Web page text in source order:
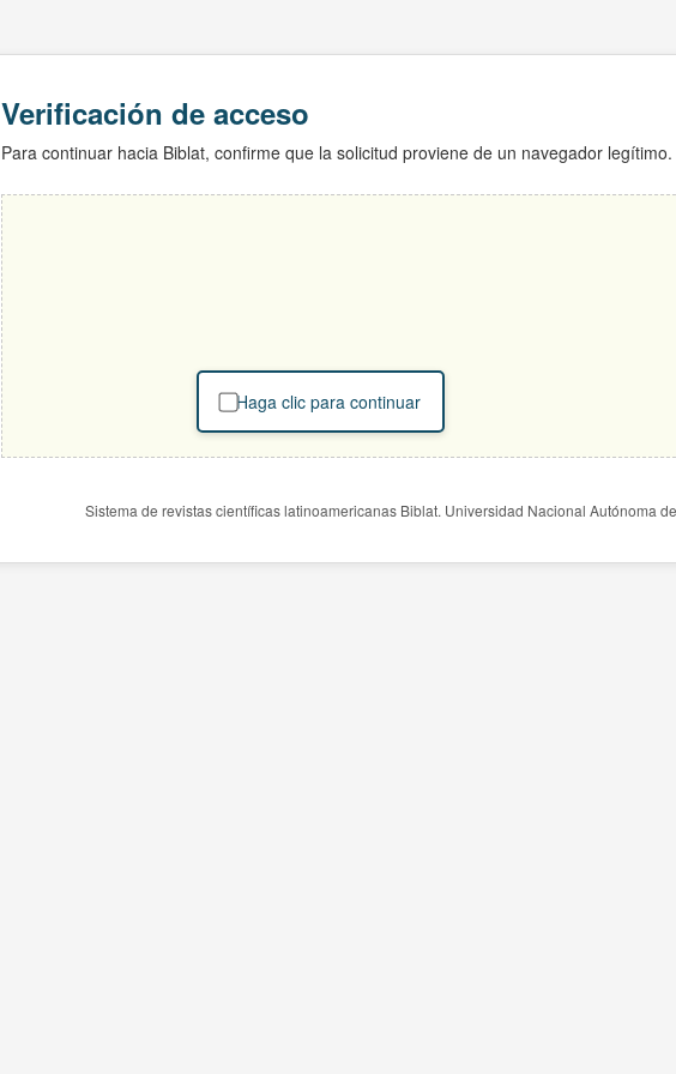
Verificación de acceso
Para continuar hacia Biblat, confirme que la solicitud proviene de un navegador legítimo.
Haga clic para continuar
Sistema de revistas científicas latinoamericanas Biblat. Universidad Nacional Autónoma